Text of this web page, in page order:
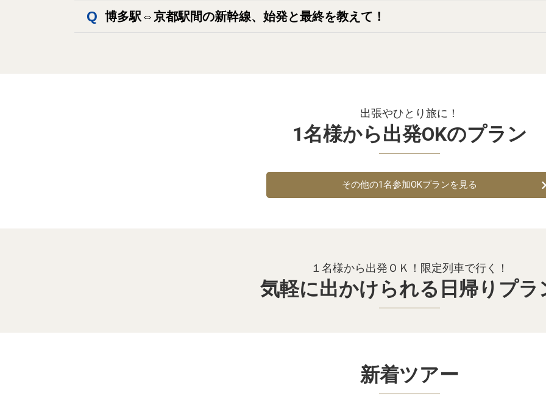
しております。JRセットプランご購入の方限定のフリーきっぷです！
博多駅⇔京都駅間の新幹線、始発と最終を教えて！
出張やひとり旅に！
1名様から出発OKのプラン
その他の1名参加OKプランを見る
１名様から出発ＯＫ！限定列車で行く！
気軽に出かけられる日帰りプラ
新着ツアー